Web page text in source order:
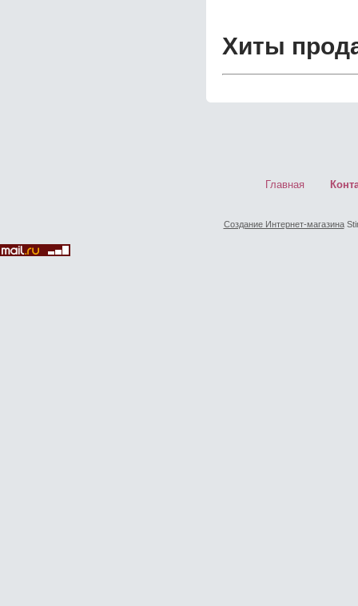
Хиты
Главная
Создание Интернет-магазина